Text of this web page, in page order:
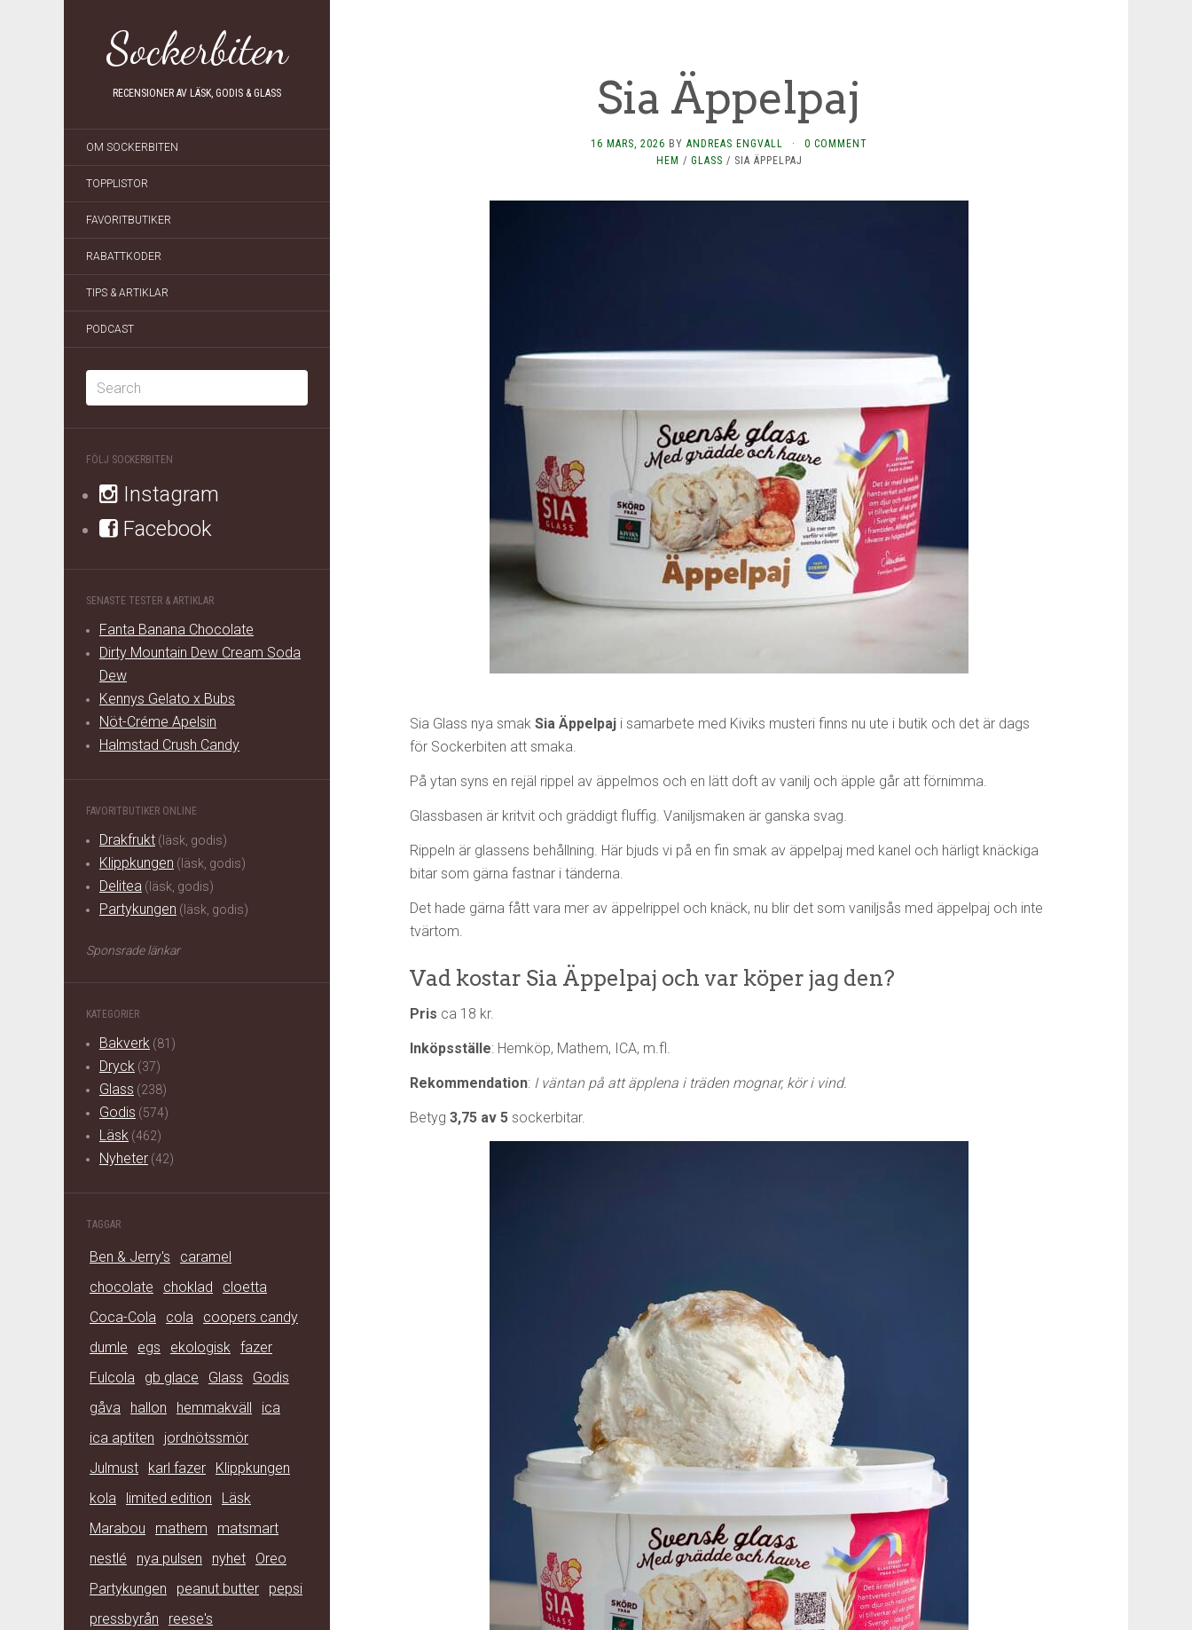
Sockerbiten
RECENSIONER AV LÄSK, GODIS & GLASS
OM SOCKERBITEN
TOPPLISTOR
FAVORITBUTIKER
RABATTKODER
TIPS & ARTIKLAR
PODCAST
FÖLJ SOCKERBITEN
Instagram
Facebook
SENASTE TESTER & ARTIKLAR
Fanta Banana Chocolate
Dirty Mountain Dew Cream Soda
Dew
Kennys Gelato x Bubs
Nöt-Créme Apelsin
Halmstad Crush Candy
FAVORITBUTIKER ONLINE
Drakfrukt (läsk, godis)
Klippkungen (läsk, godis)
Delitea (läsk, godis)
Partykungen (läsk, godis)
Sponsrade länkar
KATEGORIER
Bakverk (81)
Dryck (37)
Glass (238)
Godis (574)
Läsk (462)
Nyheter (42)
TAGGAR
Ben & Jerry's
caramel
chocolate
choklad
cloetta
Coca-Cola
cola
coopers candy
dumle
egs ekologisk fazer
Fulcola
gb glace Glass
Godis
gåva
hallon hemmakväll
ica
ica aptiten
jordnötssmör
Julmust
karl fazer
Klippkungen
kola
limited edition
Läsk
Marabou
mathem
matsmart
nestlé
nya pulsen nyhet
Oreo
Partykungen
peanut butter
pepsi
pressbyrån
reese's
Sia Äppelpaj
16 MARS, 2026 BY ANDREAS ENGVALL ·
0 COMMENT
HEM / GLASS / SIA ÄPPELPAJ
Sia Glass nya smak Sia Äppelpaj i samarbete med Kiviks musteri finns nu ute i butik och det är dags
för Sockerbiten att smaka.
På ytan syns en rejäl rippel av äppelmos och en lätt doft av vanilj och äpple går att förnimma.
Glassbasen är kritvit och gräddigt fluffig. Vaniljsmaken är ganska svag.
Rippeln är glassens behållning. Här bjuds vi på en fin smak av äppelpaj med kanel och härligt knäckiga
bitar som gärna fastnar i tänderna.
Det hade gärna fått vara mer av äppelrippel och knäck, nu blir det som vaniljsås med äppelpaj och inte
tvärtom.
Vad kostar Sia Äppelpaj och var köper jag den?
Pris ca 18 kr.
Inköpsställe: Hemköp, Mathem, ICA, m.fl.
Rekommendation: I väntan på att äpplena i träden mognar, kör i vind.
Betyg 3,75 av 5 sockerbitar.